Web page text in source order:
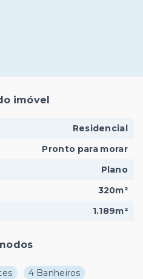
4 Banheiros
imóvel
Residencial
Pronto para morar
Plano
320m²
1.189m²